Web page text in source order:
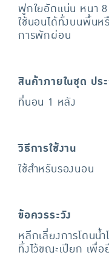
ฟูกใยอัดแน่น หนา 8
ใช้นอนได้ทั้งบนพื้นห
การพักผ่อน
สินค้าภายในชุด ปร
ที่นอน 1 หลัง
วิธีการใช้งาน
ใช้สำหรับรองนอน
ข้อควรระวัง
หลีกเลี่ยงการโดนน้
ทิ้งไว้ขณะเปียก เพื่อ